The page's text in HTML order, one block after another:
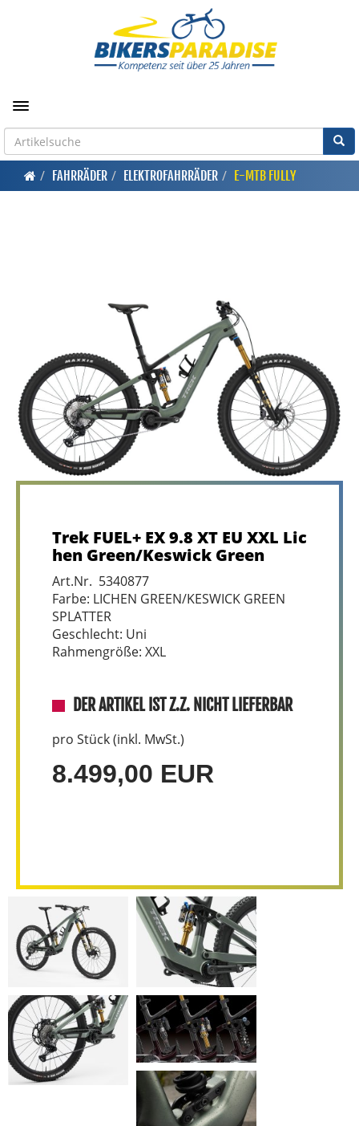
Toggle navigation
FAHRRÄDER ELEKTROFAHRRÄDER E-MTB FULLY
Trek FUEL+ EX 9.8 XT EU XXL Lic
hen Green/Keswick Green
Art.Nr. 5340877
Farbe: LICHEN GREEN/KESWICK GREEN
SPLATTER
Geschlecht: Uni
Rahmengröße: XXL
DER ARTIKEL IST Z.Z. NICHT LIEFERBAR
pro Stück (inkl. MwSt.)
8.499,00 EUR